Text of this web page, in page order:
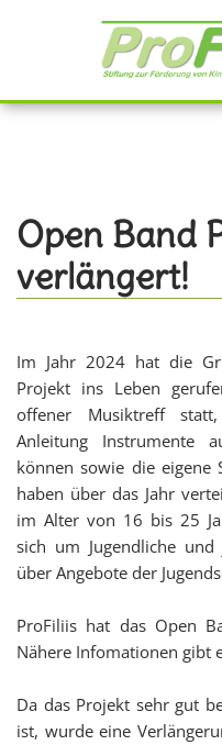
Open Band
verlängert!
Im Jahr 2024 hat die
Projekt ins Leben
offener Musiktreff
Anleitung Instrumente
können sowie die eigene
haben über das Jahr
im Alter von 16 bis 25
sich um Jugendliche und
über Angebote der
ProFiliis hat das Open
Nähere Infomationen gibt
Da das Projekt sehr gut
ist, wurde eine